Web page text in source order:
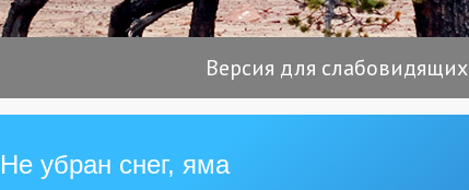
Версия для слабовидящих
Не убран снег, яма